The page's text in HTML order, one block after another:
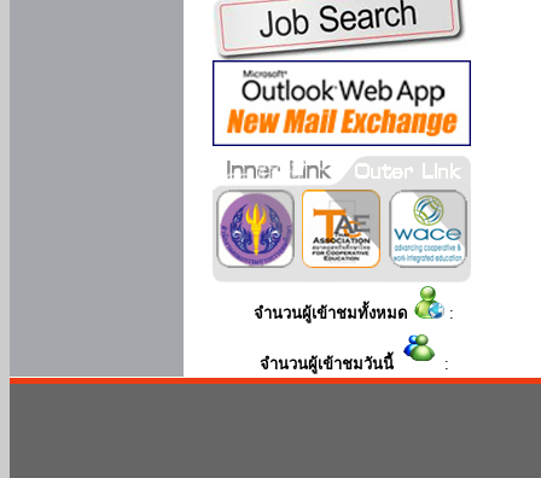
จำนวนผู้เข้าชมทั้งหมด :
จำนวนผู้เข้าชมวันนี้ :